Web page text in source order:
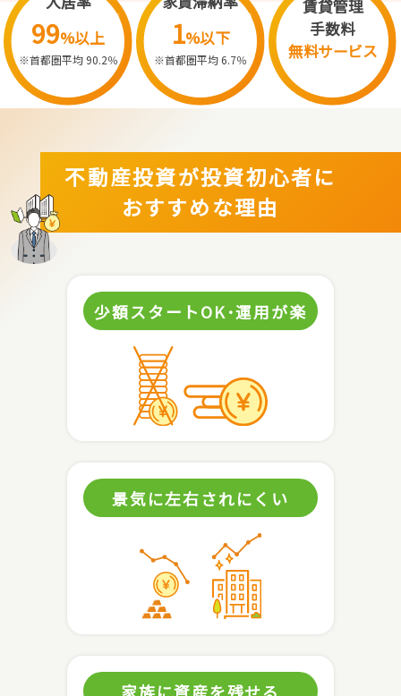
99%以上
※首都圏平均 90.2％
1%以下
※首都圏平均 6.7％
賃貸管理
手数料
無料サービス
不動産投資が投資初心者に
おすすめな理由
少額スタートOK･運用が楽
景気に左右されにくい
家族に資産を残せる